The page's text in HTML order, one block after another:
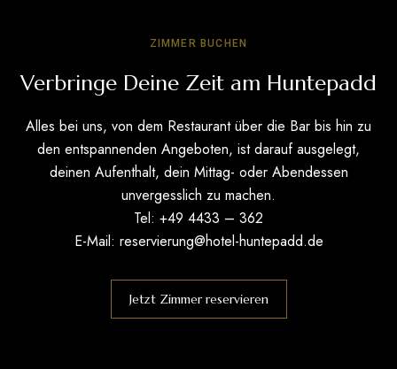
ZIMMER BUCHEN
Verbringe Deine Zeit am Huntepadd
Alles bei uns, von dem Restaurant über die Bar bis hin zu
den entspannenden Angeboten, ist darauf ausgelegt,
deinen Aufenthalt, dein Mittag- oder Abendessen
unvergesslich zu machen.
Tel: +49 4433 – 362
E-Mail: reservierung@hotel-huntepadd.de
Jetzt Zimmer reservieren